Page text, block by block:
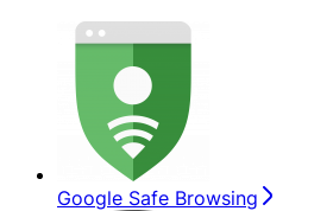
Google Safe Browsing